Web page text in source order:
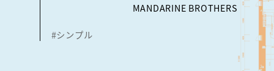
MANDARINE BROTHERS
#シンプル